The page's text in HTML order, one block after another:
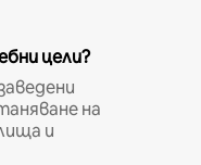
цели?
на
и